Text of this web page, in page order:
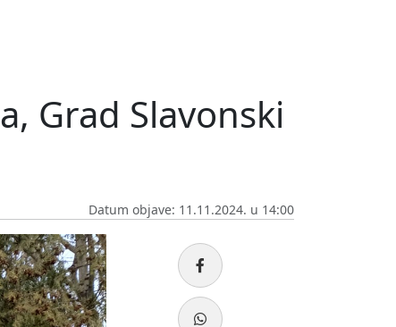
Grad Slavonski
Datum objave: 11.11.2024. u 14:00